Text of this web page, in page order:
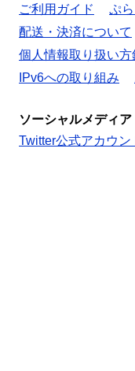
ご利用ガイド ぷ
配送・決済について
個人情報取り扱い方
IPv6への取り組み
ソーシャルメディア
Twitter公式アカウン